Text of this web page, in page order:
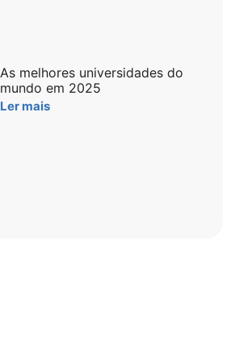
As melhores universidades do
mundo em 2025
Ler mais